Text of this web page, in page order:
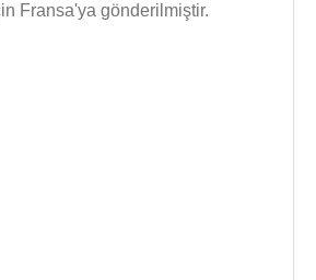
Fransa'ya gönderilmiştir.